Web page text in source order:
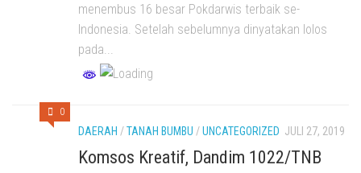
menembus 16 besar Pokdarwis terbaik se-
Indonesia. Setelah sebelumnya dinyatakan lolos
pada...
0
DAERAH /TANAH BUMBU /UNCATEGORIZED JULI 27, 2019
Komsos Kreatif, Dandim 1022/TNB